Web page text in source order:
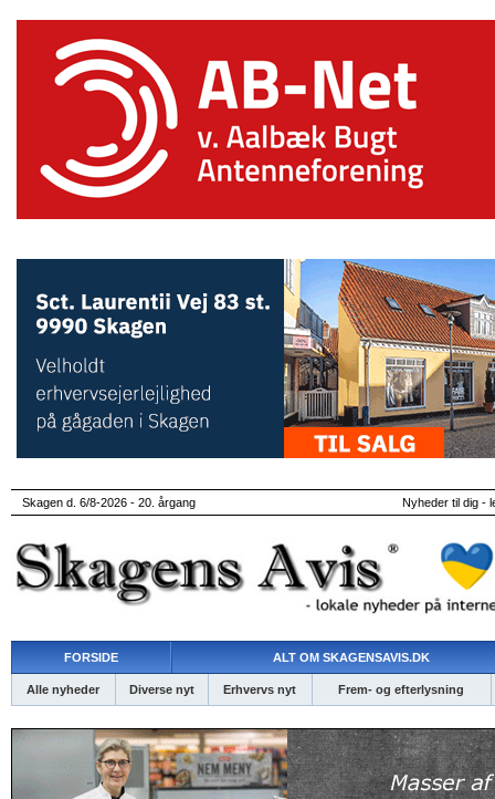
Skagen d. 6/8-2026 - 20. årgang Nyheder til dig -
FORSIDE ALT OM SKAGENSAVIS.DK
Alle nyheder Diverse nyt Erhvervs nyt Frem- og efterlysning